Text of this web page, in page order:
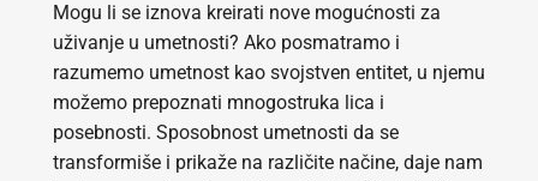
Mogu li se iznova kreirati nove mogućnosti za
uživanje u umetnosti? Ako posmatramo i
razumemo umetnost kao svojstven entitet, u njemu
možemo prepoznati mnogostruka lica i
posebnosti. Sposobnost umetnosti da se
transformiše i prikaže na različite načine, daje nam